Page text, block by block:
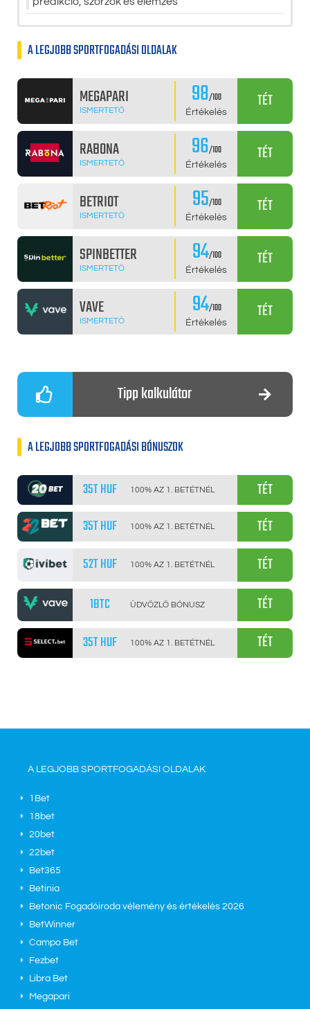
A LEGJOBB SPORTFOGADÁSI OLDALAK
MEGAPARI
ISMERTETŐ 98/100
Értékelés
TÉT
RABONA
ISMERTETŐ 96/100
Értékelés
TÉT
BETRIOT
ISMERTETŐ 95/100
Értékelés
TÉT
SPINBETTER
ISMERTETŐ 94/100
Értékelés
TÉT
VAVE
ISMERTETŐ 94/100
Értékelés
TÉT
Tipp kalkulátor
A LEGJOBB SPORTFOGADÁSI BÓNUSZOK
35T HUF 100% AZ 1. BETÉTNÉL TÉT
35T HUF 100% AZ 1. BETÉTNÉL TÉT
52T HUF 100% AZ 1. BETÉTNÉL TÉT
1BTC ÜDVÖZLŐ BÓNUSZ TÉT
35T HUF 100% AZ 1. BETÉTNÉL TÉT
A LEGJOBB SPORTFOGADÁSI OLDALAK
1Bet
18bet
20bet
22bet
Bet365
Betinia
Betonic Fogadóiroda vélemény és értékelés 2026
BetWinner
Campo Bet
Fezbet
Libra Bet
Megapari